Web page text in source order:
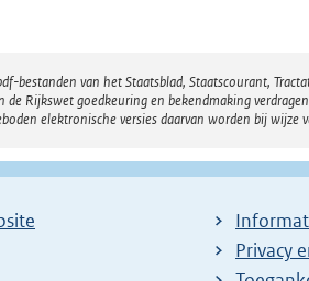
n
k
:
bestanden van het Staatsblad, Staatscourant,
de Rijkswet goedkeuring en bekendmaking
elektronische versies daarvan worden bij wijze
Privacy